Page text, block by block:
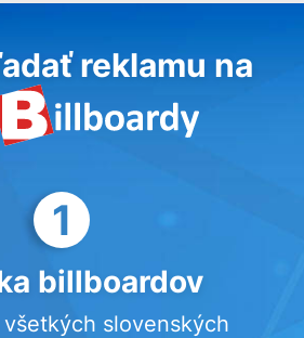
reklamu na
1
billboardov
slovenských